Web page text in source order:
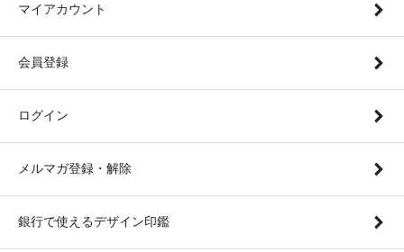
マイアカウント
会員登録
ログイン
メルマガ登録・解除
銀行で使えるデザイン印鑑